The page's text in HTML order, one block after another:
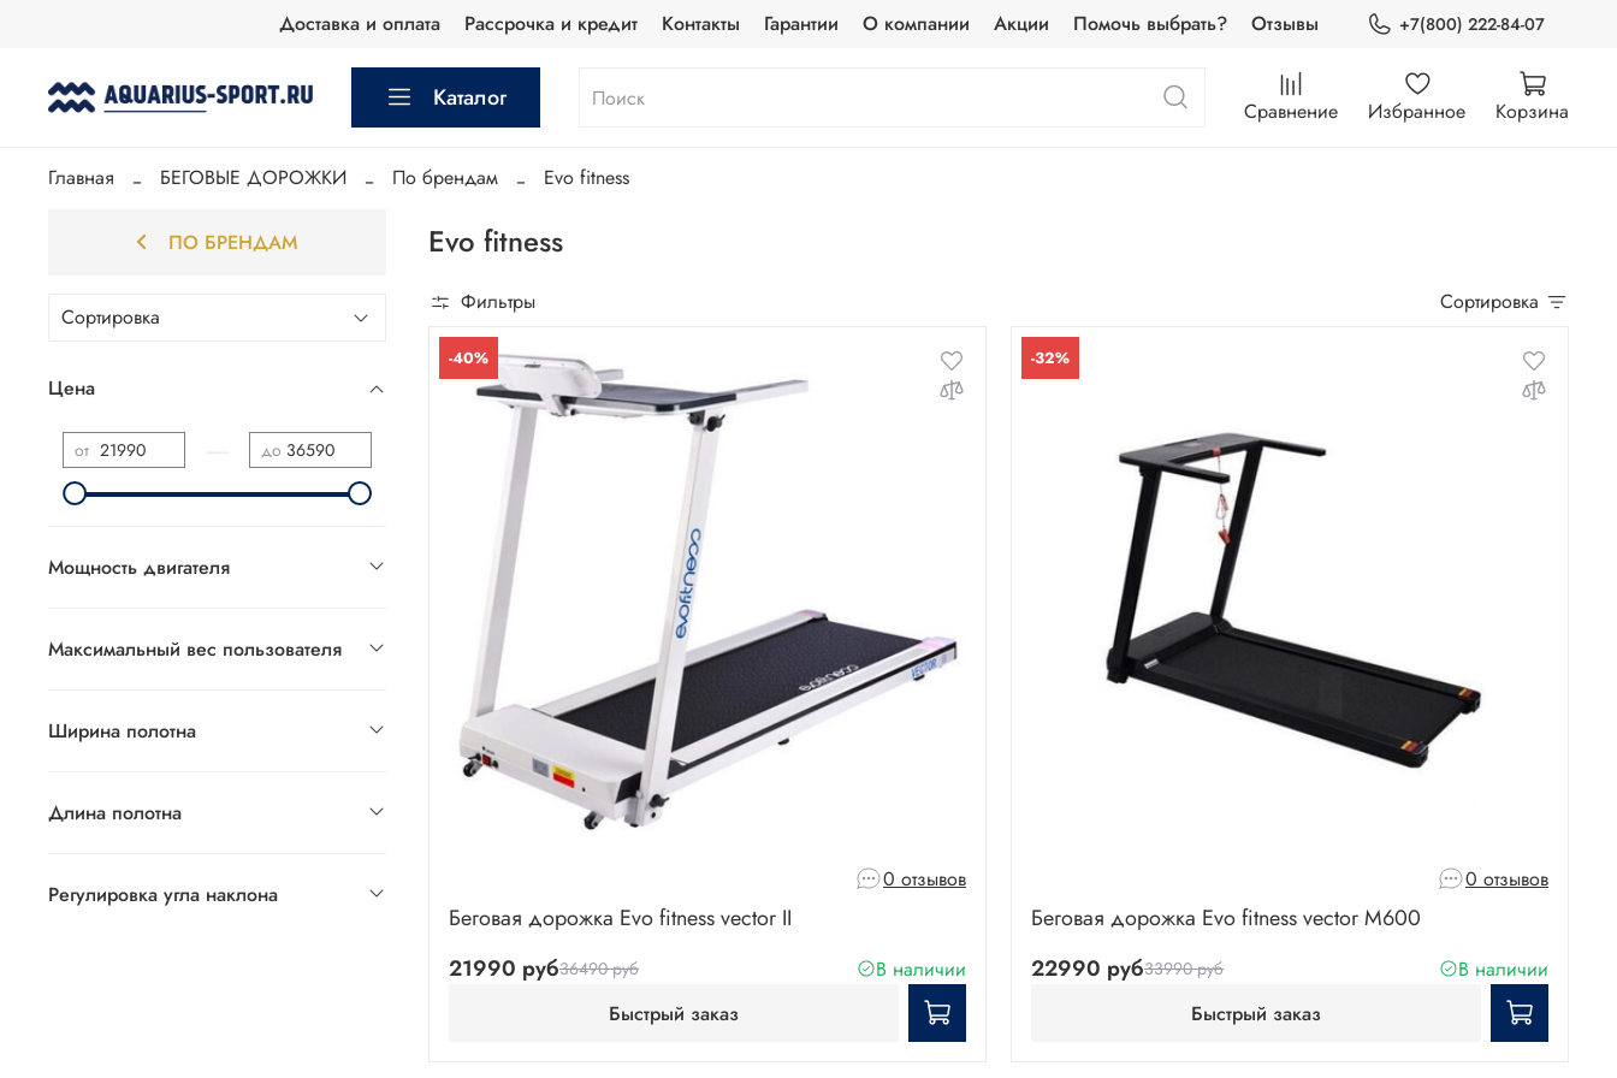
Доставка и оплата Рассрочка и кредит Контакты Гарантии О компании Акции Помочь выбрать? Отзывы +7(800) 222-84-07
Каталог Сравнение Избранное Корзина
Главная БЕГОВЫЕ ДОРОЖКИ По брендам Evo fitness
Evo fitness
Фильтры Сортировка
-40%
0 отзывов
Беговая дорожка Evo fitness vector II
21990 руб36490 руб
В наличии
Быстрый заказ
-32%
0 отзывов
Беговая дорожка Evo fitness vector M600
22990 руб33990 руб
В наличии
Быстрый заказ
ПО БРЕНДАМ
Цена
от до
Мощность двигателя
Максимальный вес пользователя
Ширина полотна
Длина полотна
Регулировка угла наклона